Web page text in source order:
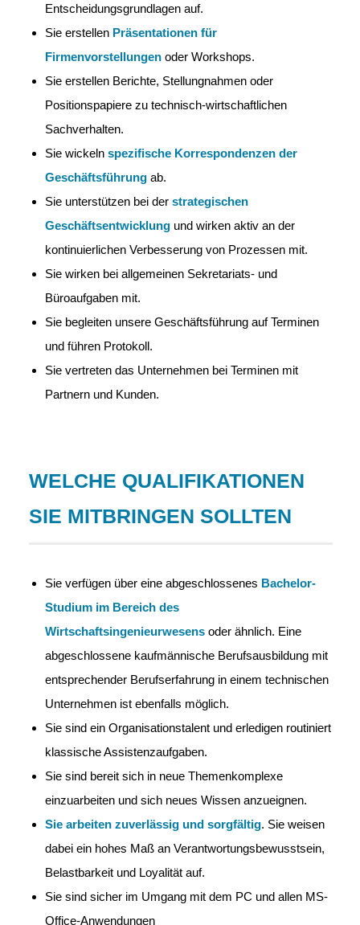
Entscheidungsgrundlagen auf.
Sie erstellen Präsentationen für
Firmenvorstellungenoder Workshops.
Sie erstellen Berichte, Stellungnahmen oder
Positionspapiere zu technisch-wirtschaftlichen
Sachverhalten.
Sie wickeln spezifische Korrespondenzen der
Geschäftsführungab.
Sie unterstützen bei der strategischen
Geschäftsentwicklungund wirken aktiv an der
kontinuierlichen Verbesserung von Prozessen mit.
Sie wirken bei allgemeinen Sekretariats- und
Büroaufgaben mit.
Sie begleiten unsere Geschäftsführung auf Terminen
und führen Protokoll.
Sie vertreten das Unternehmen bei Terminen mit
Partnern und Kunden.
WELCHE QUALIFIKATIONEN
SIE MITBRINGEN SOLLTEN
Sie verfügen über eine abgeschlossenes Bachelor-
Studium im Bereich des
Wirtschaftsingenieurwesensoder ähnlich. Eine
abgeschlossene kaufmännische Berufsausbildung mit
entsprechender Berufserfahrung in einem technischen
Unternehmen ist ebenfalls möglich.
Sie sind ein Organisationstalent und erledigen routiniert
klassische Assistenzaufgaben.
Sie sind bereit sich in neue Themenkomplexe
einzuarbeiten und sich neues Wissen anzueignen.
Sie arbeiten zuverlässig und sorgfältig. Sie weisen
dabei ein hohes Maß an Verantwortungsbewusstsein,
Belastbarkeit und Loyalität auf.
Sie sind sicher im Umgang mit dem PC und allen MS-
Office-Anwendungen